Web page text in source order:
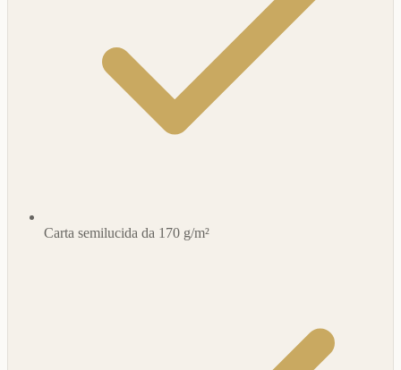
Carta semilucida da 170 g/m²